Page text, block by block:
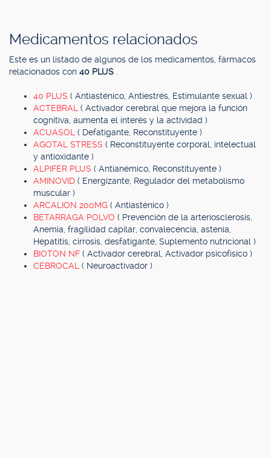
Medicamentos relacionados
Este es un listado de algunos de los medicamentos, fármacos
relacionados con 40 PLUS
40 PLUS ( Antiasténico, Antiestrés, Estimulante sexual )
ACTEBRAL ( Activador cerebral que mejora la función
cognitiva, aumenta el interés y la actividad )
ACUASOL ( Defatigante, Reconstituyente )
AGOTAL STRESS ( Reconstituyente corporal, intelectual
y antioxidante )
ALPIFER PLUS ( Antianémico, Reconstituyente )
AMINOVID ( Energizante, Regulador del metabolismo
muscular )
ARCALION 200MG ( Antiasténico )
BETARRAGA POLVO ( Prevención de la arteriosclerosis,
Anemia, fragilidad capilar, convalecencia, astenia,
Hepatitis, cirrosis, desfatigante, Suplemento nutricional )
BIOTON NF ( Activador cerebral, Activador psicofísico )
CEBROCAL ( Neuroactivador )